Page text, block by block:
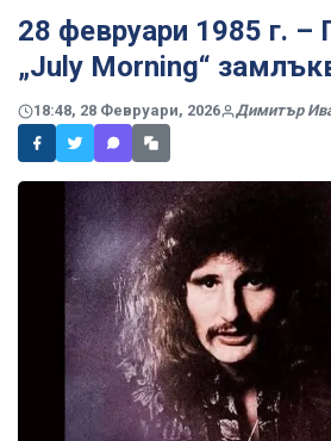
28 февруари 1985 г. –
„July Morning“
18:48, 28 Февруари, 2026 Димитър